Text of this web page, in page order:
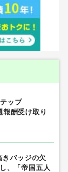
ップ
報酬受け取り
バッジの欠
、「帝国五人